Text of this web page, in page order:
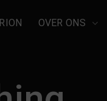
OVER ONS